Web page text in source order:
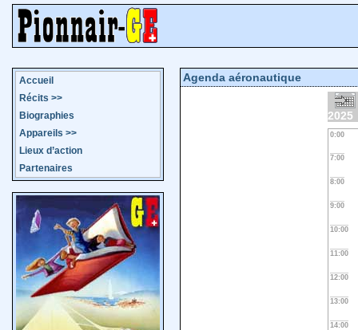
Accueil
Récits >>
Biographies
Appareils >>
Lieux d’action
Partenaires
Agenda aéronautique
2025
0:00
7:00
8:00
9:00
10:00
11:00
12:00
13:00
14:00